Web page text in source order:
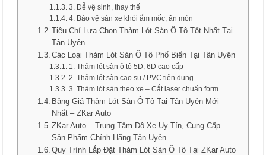
3. Dễ vệ sinh, thay thế
4. Bảo vệ sàn xe khỏi ẩm mốc, ăn mòn
Tiêu Chí Lựa Chọn Thảm Lót Sàn Ô Tô Tốt Nhất Tại
Tân Uyên
Các Loại Thảm Lót Sàn Ô Tô Phổ Biến Tại Tân Uyên
1. Thảm lót sàn ô tô 5D, 6D cao cấp
2. Thảm lót sàn cao su / PVC tiện dụng
3. Thảm lót sàn theo xe – Cắt laser chuẩn form
Bảng Giá Thảm Lót Sàn Ô Tô Tại Tân Uyên Mới
Nhất – ZKar Auto
ZKar Auto – Trung Tâm Độ Xe Uy Tín, Cung Cấp
Sản Phẩm Chính Hãng Tân Uyên
Quy Trình Lắp Đặt Thảm Lót Sàn Ô Tô Tại ZKar Auto